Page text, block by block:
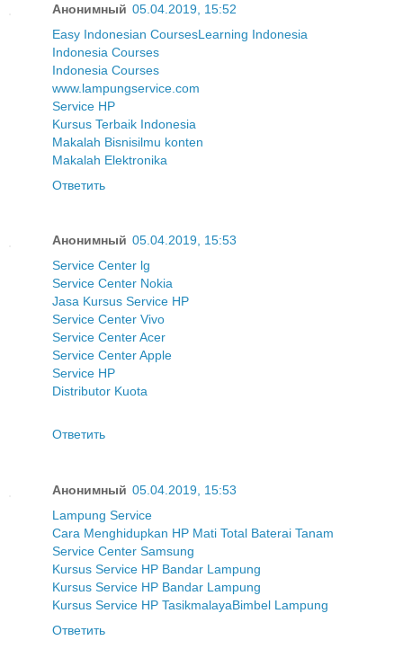
Анонимный 05.04.2019, 15:52
Easy Indonesian CoursesLearning Indonesia
Indonesia Courses
Indonesia Courses
www.lampungservice.com
Service HP
Kursus Terbaik Indonesia
Makalah Bisnisilmu konten
Makalah Elektronika
Ответить
Анонимный 05.04.2019, 15:53
Service Center lg
Service Center Nokia
Jasa Kursus Service HP
Service Center Vivo
Service Center Acer
Service Center Apple
Service HP
Distributor Kuota
Ответить
Анонимный 05.04.2019, 15:53
Lampung Service
Cara Menghidupkan HP Mati Total Baterai Tanam
Service Center Samsung
Kursus Service HP Bandar Lampung
Kursus Service HP Bandar Lampung
Kursus Service HP TasikmalayaBimbel Lampung
Ответить